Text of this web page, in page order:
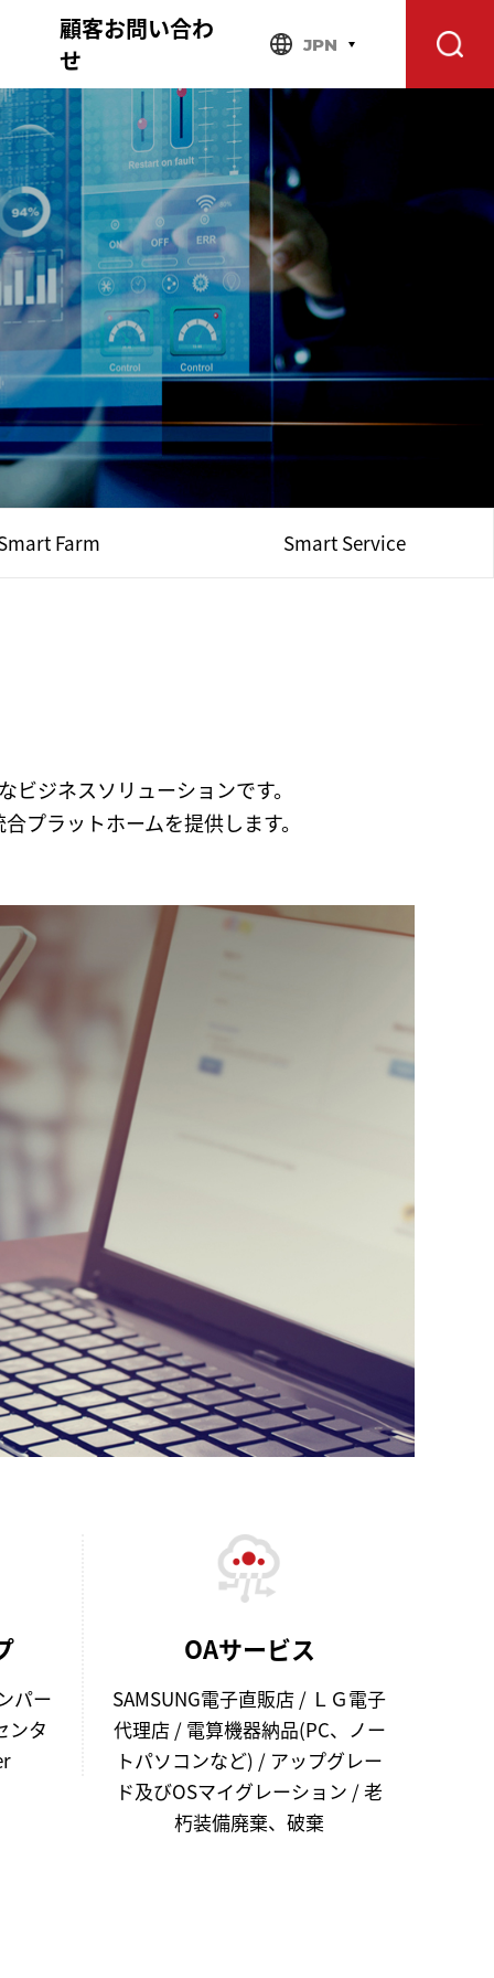
顧客お問い合わ
せ
JPN
Farm Smart Service
ジネスソリューションです。
プラットホームを提供します。
パー
ンタ
OAサービス
SAMSUNG電子直販店 / ＬＧ電子
代理店 / 電算機器納品(PC、ノー
トパソコンなど) / アップグレー
ド及びOSマイグレーション / 老
朽装備廃棄、破棄